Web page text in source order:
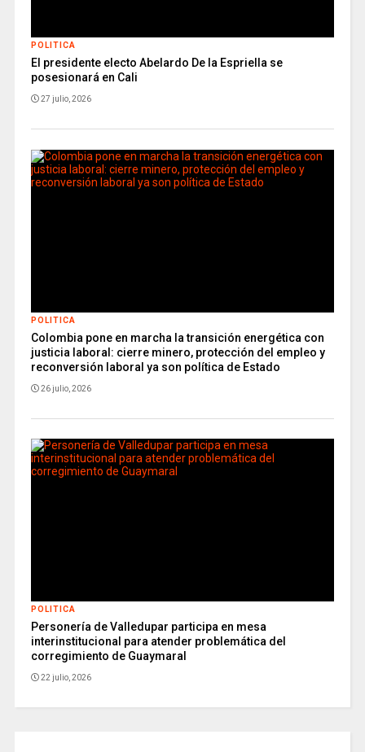
POLITICA
El presidente electo Abelardo De la Espriella se
posesionará en Cali
27 julio, 2026
POLITICA
Colombia pone en marcha la transición energética con
justicia laboral: cierre minero, protección del empleo y
reconversión laboral ya son política de Estado
26 julio, 2026
POLITICA
Personería de Valledupar participa en mesa
interinstitucional para atender problemática del
corregimiento de Guaymaral
22 julio, 2026